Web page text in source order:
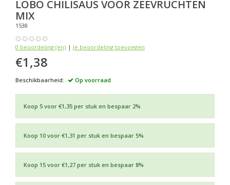
LOBO CHILISAUS VOOR ZEEVRUCHTEN
MIX
1538
0 beoordeling (en) | Je beoordeling toevoegen
€1,38
Beschikbaarheid: Op voorraad
Koop 5 voor €1,35 per stuk en bespaar 2%
Koop 10 voor €1,31 per stuk en bespaar 5%
Koop 15 voor €1,27 per stuk en bespaar 8%